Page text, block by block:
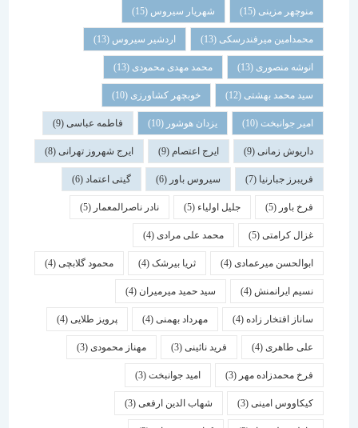
منوچهر مزینی(15) شهریار سیروس(15)
محمدامین میرفندرسکی(13) اردشیر سیروس(13)
انوشه منصوری(13) محمد مهدی محمودی(13)
سید محمد بهشتی(12) خوبچهر کشاورزی(10)
امیر جوانبخت(10) یزدان هوشور(10) فاطمه عباسی(9)
داریوش زمانی(9) ایرج اعتصام(9) ایرج شهروز تهرانی(8)
فریبرز جبارنیا(7) سیروس باور(6) گیتی اعتماد(6)
فرخ باور(5) جلیل اولیاء(5) نادر ناصرالمعمار (5)
غزال کرامتی(5) محمد علی مرادی(4)
ابوالحسن میرعمادی(4) ثریا بیرشک(4) محمود گلابچی(4)
نسیم ایرانمنش(4) سید حمید میرمیران(4)
ساناز افتخار زاده(4) مهرداد بهمنی (4) پرویز طلایی(4)
علی طاهری(4) فرید نائینی(3) مهناز محمودی(3)
فرخ محمدزاده مهر(3) امید جوانبخت(3)
کیکاووس امینی(3) شهاب الدین ارفعی(3)